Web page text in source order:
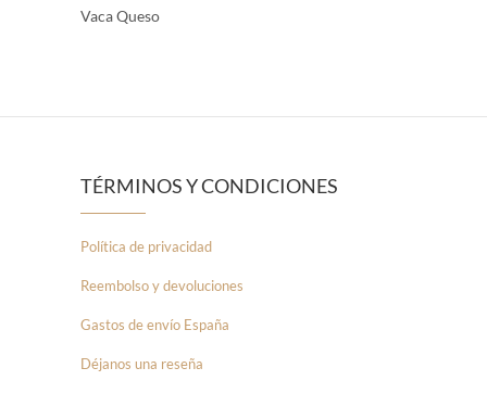
Vaca Queso
TÉRMINOS Y CONDICIONES
Política de privacidad
Reembolso y devoluciones
Gastos de envío España
Déjanos una reseña